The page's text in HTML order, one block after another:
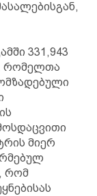
331,943
რომელთა
მიერ
რომ